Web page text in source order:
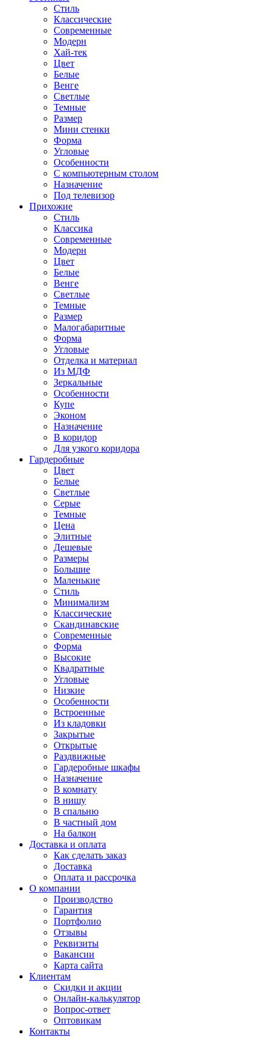
Стиль
Классические
Современные
Модерн
Хай-тек
Цвет
Белые
Венге
Светлые
Темные
Размер
Мини стенки
Форма
Угловые
Особенности
С компьютерным столом
Назначение
Под телевизор
Прихожие
Стиль
Классика
Современные
Модерн
Цвет
Белые
Венге
Светлые
Темные
Размер
Малогабаритные
Форма
Угловые
Отделка и материал
Из МДФ
Зеркальные
Особенности
Купе
Эконом
Назначение
В коридор
Для узкого коридора
Гардеробные
Цвет
Белые
Светлые
Серые
Темные
Цена
Элитные
Дешевые
Размеры
Большие
Маленькие
Стиль
Минимализм
Классические
Скандинавские
Современные
Форма
Высокие
Квадратные
Угловые
Низкие
Особенности
Встроенные
Из кладовки
Закрытые
Открытые
Раздвижные
Гардеробные шкафы
Назначение
В комнату
В нишу
В спальню
В частный дом
На балкон
Доставка и оплата
Как сделать заказ
Доставка
Оплата и рассрочка
О компании
Производство
Гарантия
Портфолио
Отзывы
Реквизиты
Вакансии
Карта сайта
Клиентам
Скидки и акции
Онлайн-калькулятор
Вопрос-ответ
Оптовикам
Контакты